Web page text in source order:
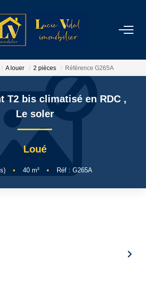
LOUER
LOCATIVE
ESTIMATION
CONTACT
A louer 2 pièces Référence G265A
T2 bis climatisé en RDC ,
Le soler
Loué
• 40 m² • Réf : G265A